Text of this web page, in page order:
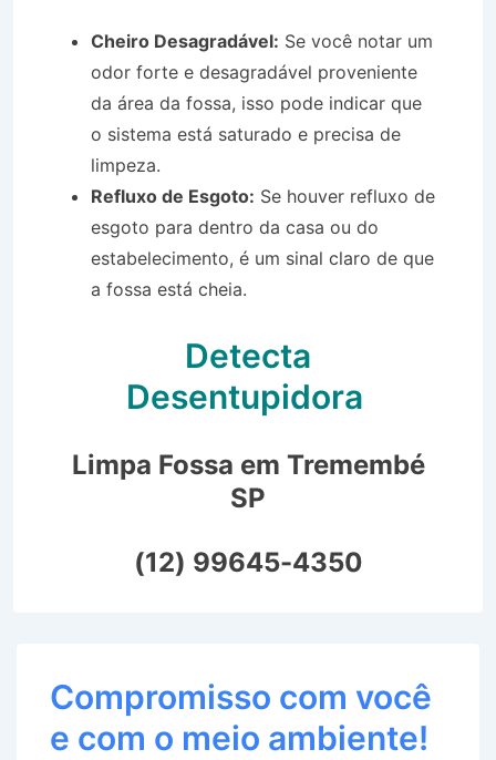
Cheiro Desagradável: Se você notar um
odor forte e desagradável proveniente
da área da fossa, isso pode indicar que
o sistema está saturado e precisa de
limpeza.
Refluxo de Esgoto: Se houver refluxo de
esgoto para dentro da casa ou do
estabelecimento, é um sinal claro de que
a fossa está cheia.
Detecta
Desentupidora
Limpa Fossa em Tremembé
SP
(12) 99645-4350
Compromisso com você
e com o meio ambiente!